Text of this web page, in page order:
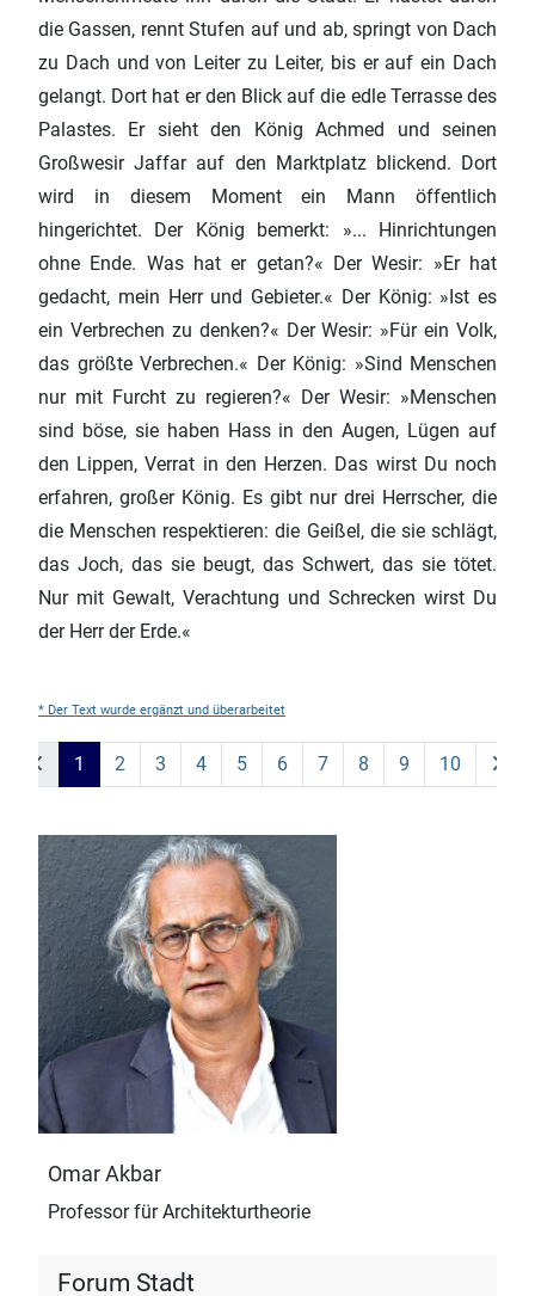
die Gassen, rennt Stufen auf und ab, springt von Dach
zu Dach und von Leiter zu Leiter, bis er auf ein Dach
gelangt. Dort hat er den Blick auf die edle Terrasse des
Palastes. Er sieht den König Achmed und seinen
Großwesir Jaffar auf den Marktplatz blickend. Dort
wird in diesem Moment ein Mann öffentlich
hingerichtet. Der König bemerkt: »... Hinrichtungen
ohne Ende. Was hat er getan?« Der Wesir: »Er hat
gedacht, mein Herr und Gebieter.« Der König: »Ist es
ein Verbrechen zu denken?« Der Wesir: »Für ein Volk,
das größte Verbrechen.« Der König: »Sind Menschen
nur mit Furcht zu regieren?« Der Wesir: »Menschen
sind böse, sie haben Hass in den Augen, Lügen auf
den Lippen, Verrat in den Herzen. Das wirst Du noch
erfahren, großer König. Es gibt nur drei Herrscher, die
die Menschen respektieren: die Geißel, die sie schlägt,
das Joch, das sie beugt, das Schwert, das sie tötet.
Nur mit Gewalt, Verachtung und Schrecken wirst Du
der Herr der Erde.«
* Der Text wurde ergänzt und überarbeitet
1 2 3 4 5 6 7 8 9 10
Omar Akbar
Professor für Architekturtheorie
Forum Stadt